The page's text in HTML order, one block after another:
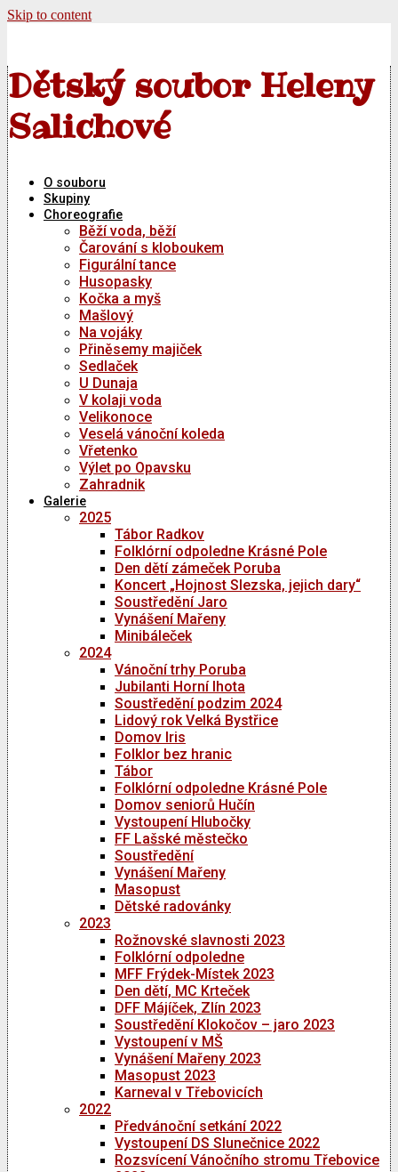
Skip to content
Dětský soubor Heleny
Salichové
O souboru
Skupiny
Choreografie
Běží voda, běží
Čarování s kloboukem
Figurální tance
Husopasky
Kočka a myš
Mašlový
Na vojáky
Přiněsemy majiček
Sedlaček
U Dunaja
V kolaji voda
Velikonoce
Veselá vánoční koleda
Vřetenko
Výlet po Opavsku
Zahradnik
Galerie
2025
Tábor Radkov
Folklórní odpoledne Krásné Pole
Den dětí zámeček Poruba
Koncert „Hojnost Slezska, jejich dary“
Soustředění Jaro
Vynášení Mařeny
Minibáleček
2024
Vánoční trhy Poruba
Jubilanti Horní lhota
Soustředění podzim 2024
Lidový rok Velká Bystřice
Domov Iris
Folklor bez hranic
Tábor
Folklórní odpoledne Krásné Pole
Domov seniorů Hučín
Vystoupení Hlubočky
FF Lašské městečko
Soustředění
Vynášení Mařeny
Masopust
Dětské radovánky
2023
Rožnovské slavnosti 2023
Folklórní odpoledne
MFF Frýdek-Místek 2023
Den dětí, MC Krteček
DFF Májíček, Zlín 2023
Soustředění Klokočov – jaro 2023
Vystoupení v MŠ
Vynášení Mařeny 2023
Masopust 2023
Karneval v Třebovicích
2022
Předvánoční setkání 2022
Vystoupení DS Slunečnice 2022
Rozsvícení Vánočního stromu Třebovice